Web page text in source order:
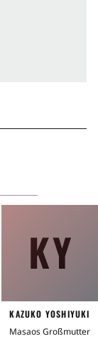
KY
KAZUKO YOSHIYUKI
Masaos Großmutter